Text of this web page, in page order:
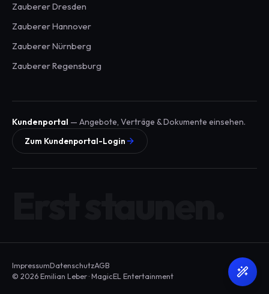
ZaubererDresden
ZaubererHannover
ZaubererNürnberg
ZaubererRegensburg
Kundenportal — Angebote, Verträge & Dokumente einsehen.
Zum Kundenportal-Login
ImpressumDatenschutzAGB
© 2026 Emilian Leber · MagicEL Entertainment